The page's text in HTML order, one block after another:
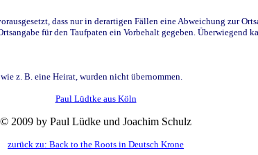
dass nur in derartigen Fällen eine Abweichung zur
für den Taufpaten ein Vorbehalt gegeben. Überwiegend
z. B. eine Heirat, wurden nicht übernommen.
Paul Lüdtke aus Köln
© 2009 by Paul Lüdke und Joachim Schulz
zurück zu: Back to the Roots in Deutsch Krone